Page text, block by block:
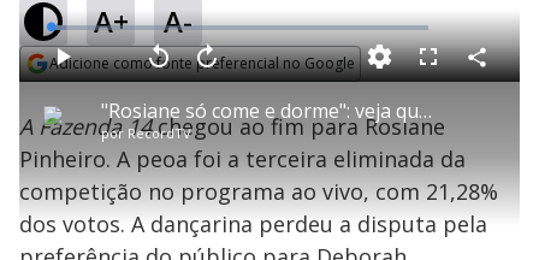
A+ A-
Adicione como fonte preferencial no Google
P
l
"Rosiane só come e dorme": veja qual foi a reação da ex-peoa a esse comentário | Respondendo Tweets
por RecordTV
P V
t
a
r
0
e
g
n
d
A
a
n
ç
a
1
s
e
u
n
d
L
o
a
d
e
4
.
2
7
%
F
l
s
c
e
n
C
o
h
a
A Fazenda 14chegou ao fim para Rosiane
Pinheiro. A peoa foi a terceira eliminada da
competição no programa ao vivo, com 21,28%
dos votos. A dançarina perdeu a disputa pela